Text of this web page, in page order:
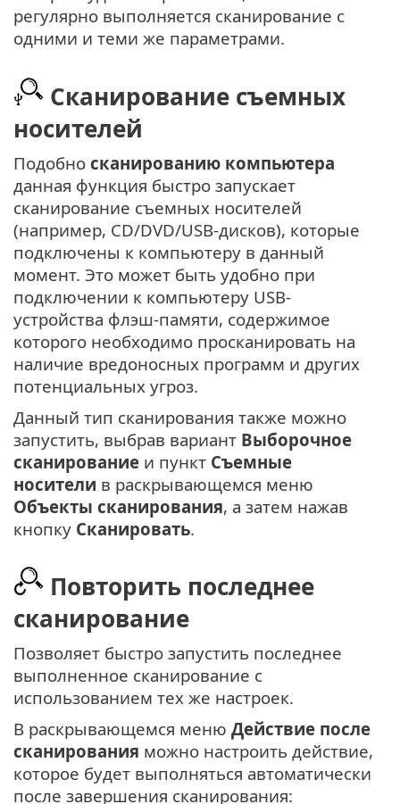
регулярно выполняется сканирование с
одними и теми же параметрами.
Сканирование съемных
носителей
Подобно сканированию компьютера
данная функция быстро запускает
сканирование съемных носителей
(например, CD/DVD/USB-дисков), которые
подключены к компьютеру в данный
момент. Это может быть удобно при
подключении к компьютеру USB-
устройства флэш-памяти, содержимое
которого необходимо просканировать на
наличие вредоносных программ и других
потенциальных угроз.
Данный тип сканирования также можно
запустить, выбрав вариант Выборочное
сканирование и пункт Съемные
носители в раскрывающемся меню
Объекты сканирования, а затем нажав
кнопку Сканировать.
Повторить последнее
сканирование
Позволяет быстро запустить последнее
выполненное сканирование с
использованием тех же настроек.
В раскрывающемся меню Действие после
сканирования можно настроить действие,
которое будет выполняться автоматически
после завершения сканирования: